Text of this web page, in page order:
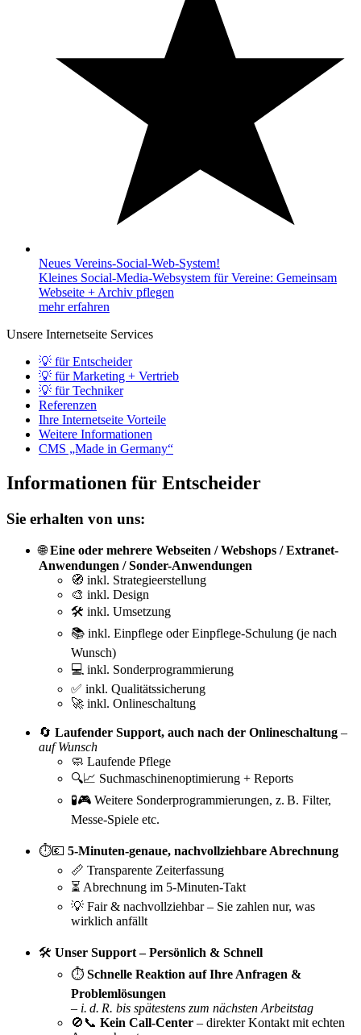
Neues Vereins-Social-Web-System!
Kleines Social-Media-Websystem für Vereine: Gemeinsam
Webseite + Archiv pflegen
mehr erfahren
Unsere Internetseite Services
💡 für Entscheider
💡 für Marketing + Vertrieb
💡 für Techniker
Referenzen
Ihre Internetseite Vorteile
Weitere Informationen
CMS „Made in Germany“
Informationen für Entscheider
Sie erhalten von uns:
🌐Eine oder mehrere Webseiten / Webshops / Extranet-
Anwendungen / Sonder-Anwendungen
🧭 inkl. Strategieerstellung
🎨 inkl. Design
🛠️ inkl. Umsetzung
📚 inkl. Einpflege oder Einpflege-Schulung (je nach
Wunsch)
💻 inkl. Sonderprogrammierung
✅ inkl. Qualitätssicherung
🚀 inkl. Onlineschaltung
🔄 Laufender Support, auch nach der Onlineschaltung –
auf Wunsch
🧼 Laufende Pflege
🔍📈 Suchmaschinenoptimierung + Reports
🧪🎮 Weitere Sonderprogrammierungen, z. B. Filter,
Messe-Spiele etc.
⏱️💶 5-Minuten-genaue, nachvollziehbare Abrechnung
📏 Transparente Zeiterfassung
⏳ Abrechnung im 5-Minuten-Takt
💡 Fair & nachvollziehbar – Sie zahlen nur, was
wirklich anfällt
🛠️ Unser Support – Persönlich & Schnell
⏱️ Schnelle Reaktion auf Ihre Anfragen &
Problemlösungen
– i. d. R. bis spätestens zum nächsten Arbeitstag
🚫📞 Kein Call-Center – direkter Kontakt mit echten